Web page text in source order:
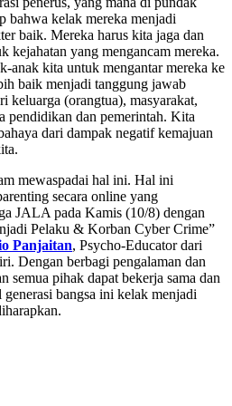
bahwa kelak mereka menjadi
baik. Mereka harus kita jaga dan
kejahatan yang mengancam mereka.
anak kita untuk mengantar mereka ke
baik menjadi tanggung jawab
keluarga (orangtua), masyarakat,
pendidikan dan pemerintah. Kita
dari dampak negatif kemajuan
mewaspadai hal ini. Hal ini
secara online yang
JALA pada Kamis (10/8) dengan
Pelaku & Korban Cyber Crime”
Panjaitan, Psycho-Educator dari
Dengan berbagi pengalaman dan
semua pihak dapat bekerja sama dan
bangsa ini kelak menjadi